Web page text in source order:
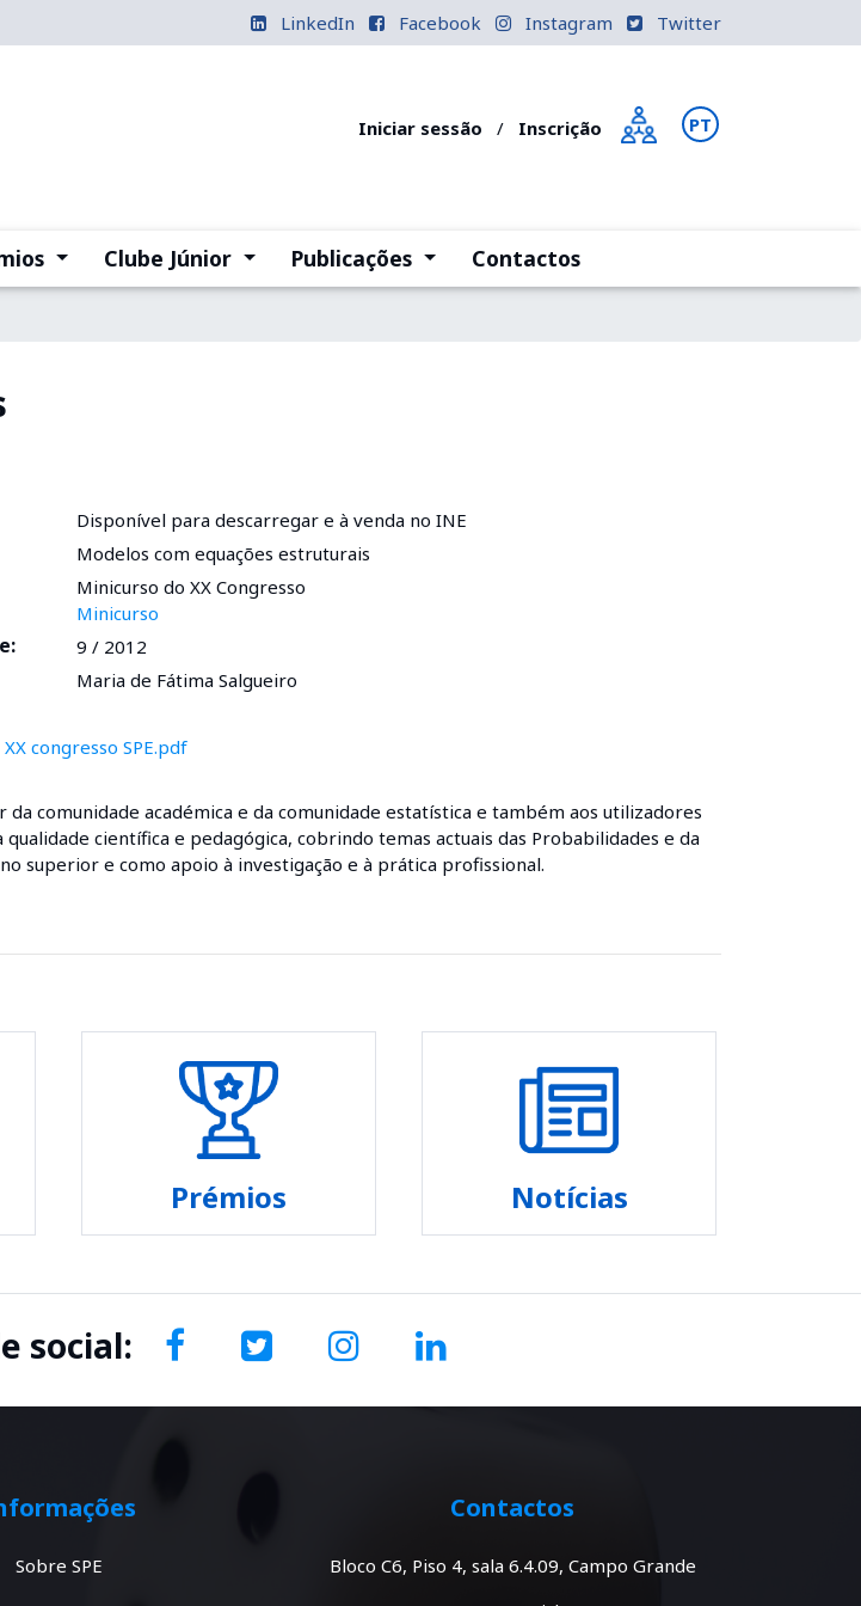
LinkedIn Facebook Instagram Twitter
Iniciar sessão / Inscrição PT
(current)Clube Júnior (current)Publicações (current)Contactos
Disponível para descarregar e à venda no INE
Modelos com equações estruturais
Minicurso do XX Congresso
Minicurso
9 / 2012
Maria de Fátima Salgueiro
congresso SPE.pdf
da comunidade académica e da comunidade estatística e também aos utilizadores
científica e pedagógica, cobrindo temas actuais das Probabilidades e da
superior e como apoio à investigação e à prática profissional.
Prémios Notícias
social:
Sobre SPE
Contactos
Bloco C6, Piso 4, sala 6.4.09, Campo Grande